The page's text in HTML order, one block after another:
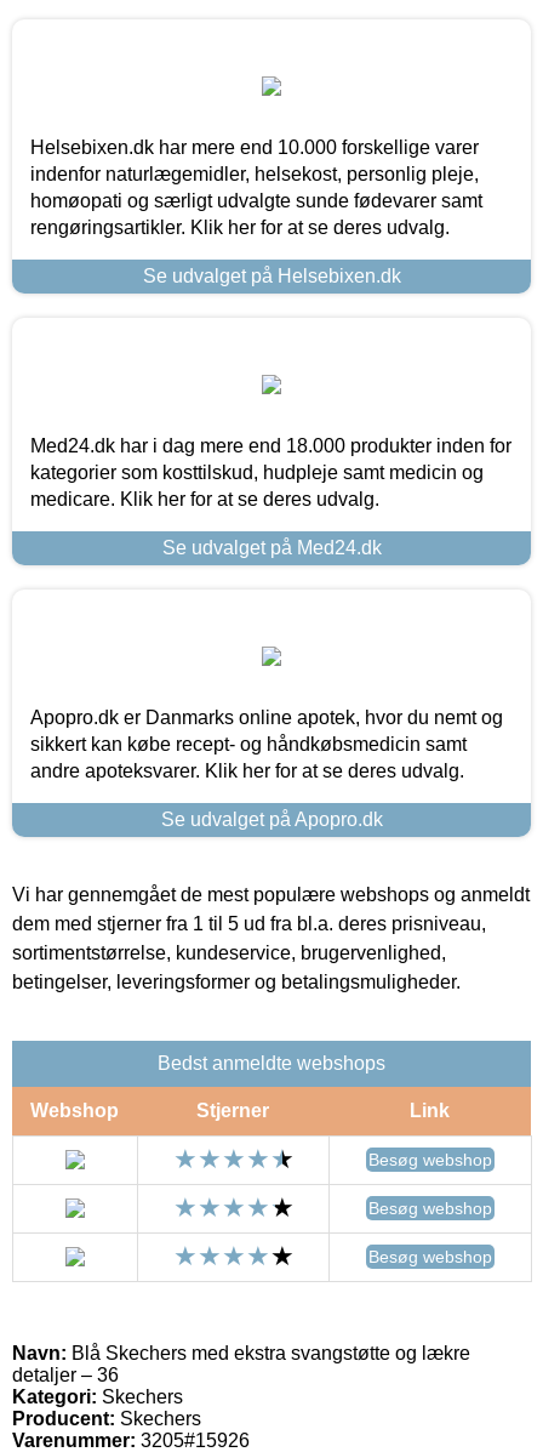
Helsebixen.dk har mere end 10.000 forskellige varer
indenfor naturlægemidler, helsekost, personlig pleje,
homøopati og særligt udvalgte sunde fødevarer samt
rengøringsartikler. Klik her for at se deres udvalg.
Se udvalget på Helsebixen.dk
Med24.dk har i dag mere end 18.000 produkter inden for
kategorier som kosttilskud, hudpleje samt medicin og
medicare. Klik her for at se deres udvalg.
Se udvalget på Med24.dk
Apopro.dk er Danmarks online apotek, hvor du nemt og
sikkert kan købe recept- og håndkøbsmedicin samt
andre apoteksvarer. Klik her for at se deres udvalg.
Se udvalget på Apopro.dk
Vi har gennemgået de mest populære webshops og anmeldt
dem med stjerner fra 1 til 5 ud fra bl.a. deres prisniveau,
sortimentstørrelse, kundeservice, brugervenlighed,
betingelser, leveringsformer og betalingsmuligheder.
Bedst anmeldte webshops
Webshop Stjerner Link
Besøg webshop
Besøg webshop
Besøg webshop
Navn: Blå Skechers med ekstra svangstøtte og lækre
detaljer – 36
Kategori: Skechers
Producent: Skechers
Varenummer: 3205#15926